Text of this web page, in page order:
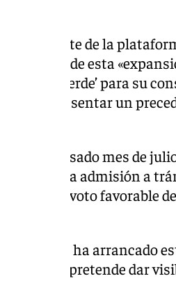
forma parte de la
ejemplo de esta
‘luz verde’ para su
y podría sentar un
del pasado mes de
aprobó la admisión a
con el voto favorable
ha arrancado
que pretende dar